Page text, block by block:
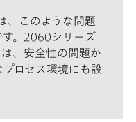
、このような問題
す。2060シリーズ
、安全性の問題か
ロセス環境にも設